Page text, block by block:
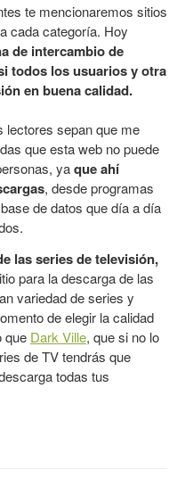
te mencionaremos sitios
cada categoría. Hoy
de intercambio de
todos los usuarios y otra
en buena calidad.
lectores sepan que me
que esta web no puede
yaque ahí
, desde programas
de datos que día a día
las series de televisión,
para la descarga de las
variedad de series y
de elegir la calidad
que Dark Ville, que si no lo
de TV tendrás que
todas tus